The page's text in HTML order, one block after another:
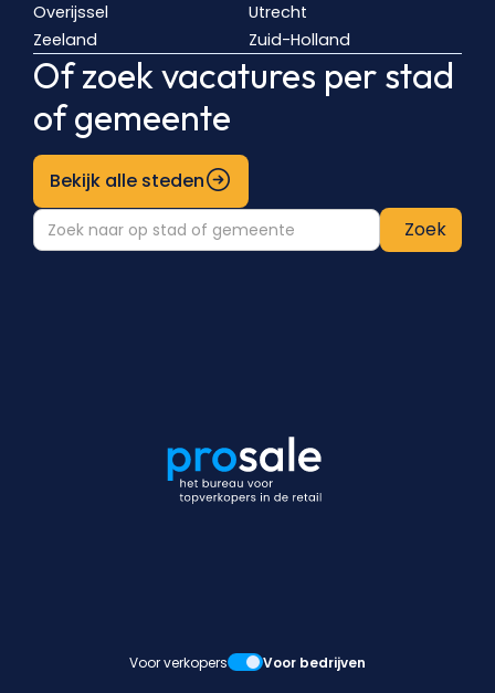
Overijssel
Utrecht
Zeeland
Zuid-Holland
Of zoek vacatures per stad
of gemeente
Bekijk alle steden
Voor verkopers Voor bedrijven